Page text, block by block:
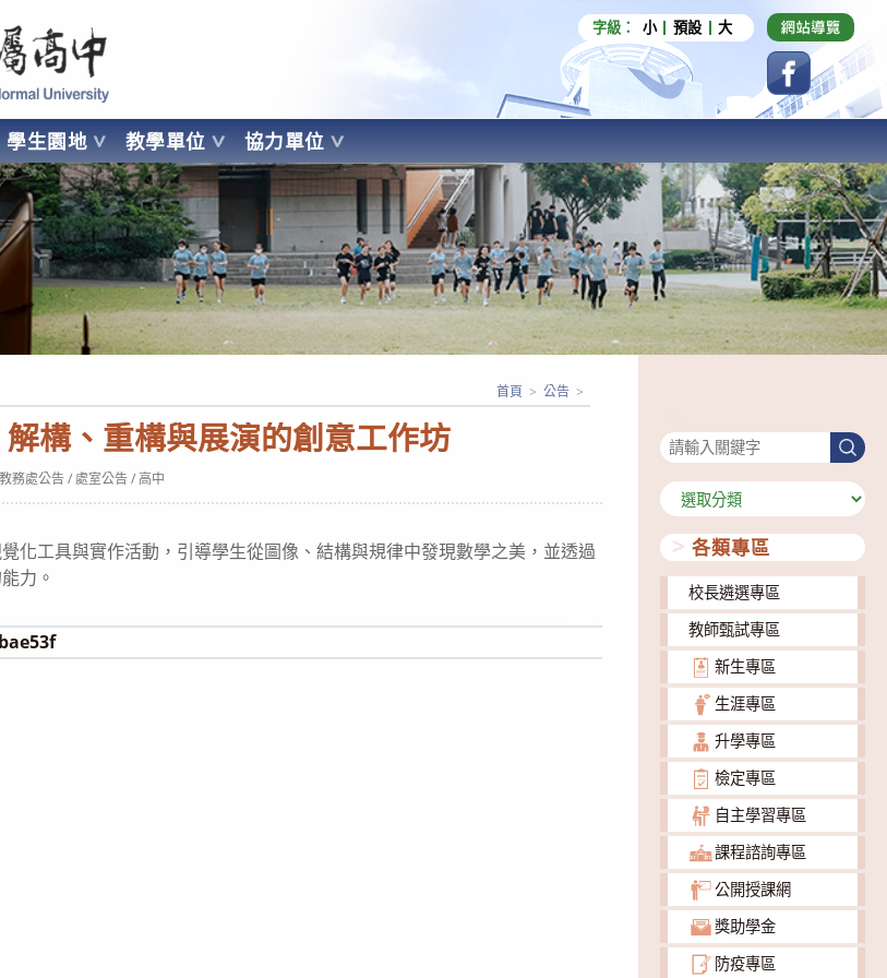
University
字級： 小 預設 大
學生園地 教學單位 協力單位
UNIVERSITY
構、重構與展演的創意工作坊
首頁 > 公告 >
教務處公告 / 處室公告 / 高中
化工具與實作活動，引導學生從圖像、結構與規律中發現數學之美，並透過
力。
搜
尋
分
類
各類專區
校長遴選專區
教師甄試專區
新生專區
生涯專區
升學專區
檢定專區
自主學習專區
課程諮詢專區
公開授課網
獎助學金
防疫專區